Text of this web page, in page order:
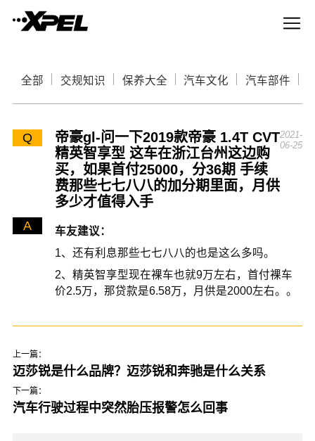
全部 交规知识 保养大全 汽车文化 汽车部件
Q
帝豪gl-问一下2019款帝豪 1.4T CVT
精英智享型 这车在浙江台州这边购
买，如果首付25000，分36期 手续
费那些七七八八的加分期里面，月供
多少才值得入手
2021-
06-25
A
车友建议：
1、还有利息那些七七八八的也是这么多吗。
2、精英智享型现在裸车也就9万左右，首付裸车
价2.5万，那贷款是6.58万，月供是2000左右。。
上一篇：
迈莎锐是什么品牌？迈莎锐和奔驰是什么关系
下一篇：
汽车行驶过程中突然胎压报警怎么回事